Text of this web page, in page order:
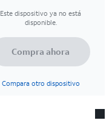
Este dispositivo ya no está
disponible.
Compra ahora
Compara otro dispositivo